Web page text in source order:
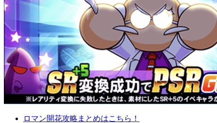
ロマン開花攻略まとめはこちら！